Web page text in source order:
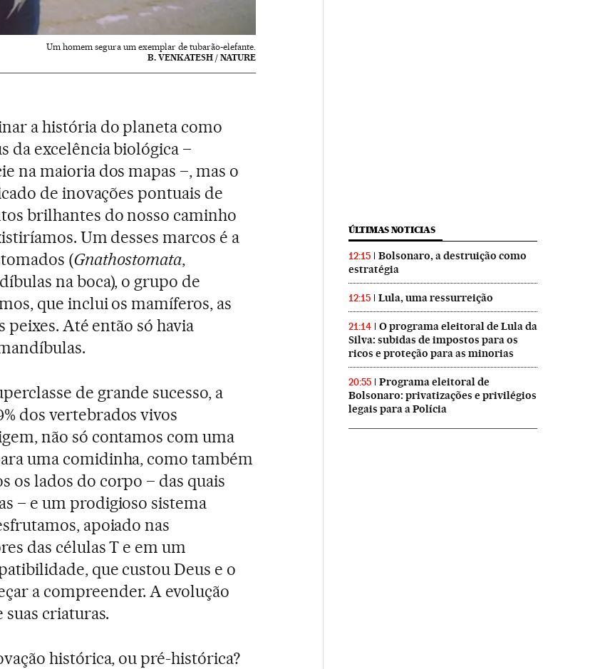
Um homem segura um exemplar de tubarão-elefante.
B. VENKATESH / NATURE
a história do planeta como
da excelência biológica –
na maioria dos mapas –, mas o
de inovações pontuais de
brilhantes do nosso caminho
Um desses marcos é a
(Gnathostomata,
na boca), o grupo de
que inclui os mamíferos, as
peixes. Até então só havia
de grande sucesso, a
dos vertebrados vivos
não só contamos com uma
uma comidinha, como também
os lados do corpo – das quais
– e um prodigioso sistema
apoiado nas
das células T e em um
que custou Deus e o
a compreender. A evolução
criaturas.
histórica, ou pré-histórica?
ÚLTIMAS NOTICIAS
12:15
Bolsonaro, a destruição como
estratégia
12:15 Lula, uma ressurreição
21:14
O programa eleitoral de Lula da
Silva: subidas de impostos para os
ricos e proteção para as minorias
20:55
Programa eleitoral de
Bolsonaro: privatizações e privilégios
legais para a Polícia